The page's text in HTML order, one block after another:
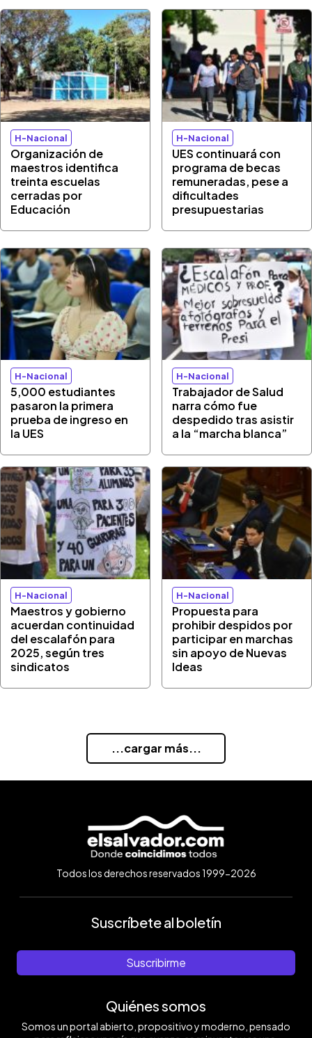
H-Nacional
Organización de
maestros identifica
treinta escuelas
cerradas por
Educación
H-Nacional
UES continuará con
programa de becas
remuneradas, pese a
dificultades
presupuestarias
H-Nacional
5,000 estudiantes
pasaron la primera
prueba de ingreso en
la UES
H-Nacional
Trabajador de Salud
narra cómo fue
despedido tras asistir
a la “marcha blanca”
H-Nacional
Maestros y gobierno
acuerdan continuidad
del escalafón para
2025, según tres
sindicatos
H-Nacional
Propuesta para
prohibir despidos por
participar en marchas
sin apoyo de Nuevas
Ideas
...cargar más...
Todos los derechos reservados 1999-2026
Suscríbete al boletín
Suscribirme
Quiénes somos
Somos un portal abierto, propositivo y moderno, pensado